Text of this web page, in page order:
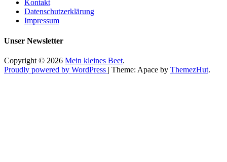
Kontakt
Datenschutzerklärung
Impressum
Unser Newsletter
Copyright © 2026 Mein kleines Beet.
Proudly powered by WordPress | Theme: Apace by ThemezHut.